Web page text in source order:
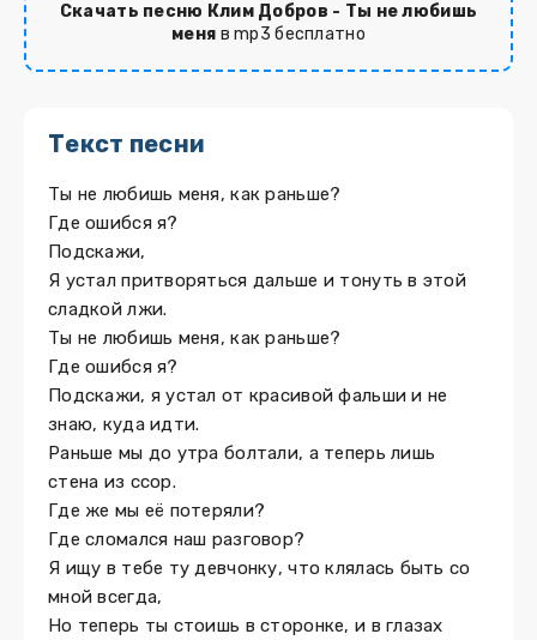
Скачать песню Клим Добров - Ты не любишь
меня в mp3 бесплатно
Текст песни
Ты не любишь меня, как раньше?
Где ошибся я?
Подскажи,
Я устал притворяться дальше и тонуть в этой
сладкой лжи.
Ты не любишь меня, как раньше?
Где ошибся я?
Подскажи, я устал от красивой фальши и не
знаю, куда идти.
Раньше мы до утра болтали, а теперь лишь
стена из ссор.
Где же мы её потеряли?
Где сломался наш разговор?
Я ищу в тебе ту девчонку, что клялась быть со
мной всегда,
Но теперь ты стоишь в сторонке, и в глазах